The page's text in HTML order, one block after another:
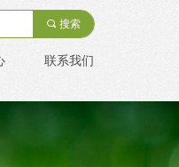
끠 搜索
联系我们